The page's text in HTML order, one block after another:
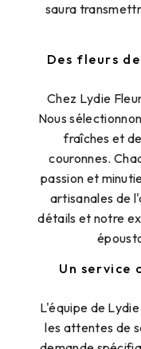
saura
Des fleurs
Chez Lydie
Nous
fraîches et
couronnes.
passion et
artisanales de
détails et notre
Un service
L'équipe de
les attentes de